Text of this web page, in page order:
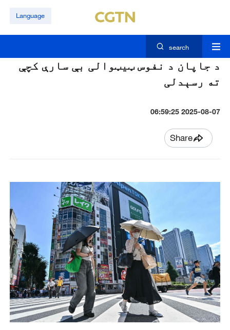
Language
search
د جاپان د نفوس ټيټوالی بې سارې کچې
ته رسېدلی
2025-08-07 06:59:25
Share